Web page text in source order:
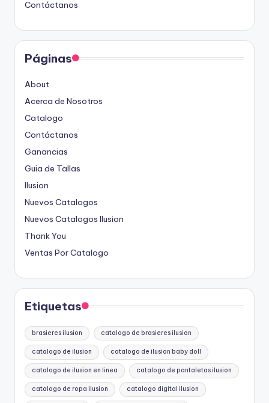
Contáctanos
Páginas
About
Acerca de Nosotros
Catalogo
Contáctanos
Ganancias
Guia de Tallas
Ilusion
Nuevos Catalogos
Nuevos Catalogos Ilusion
Thank You
Ventas Por Catalogo
Etiquetas
brasieres ilusion catalogo de brasieres ilusion
catalogo de ilusion catalogo de ilusion baby doll
catalogo de ilusion en linea catalogo de pantaletas ilusion
catalogo de ropa ilusion catalogo digital ilusion